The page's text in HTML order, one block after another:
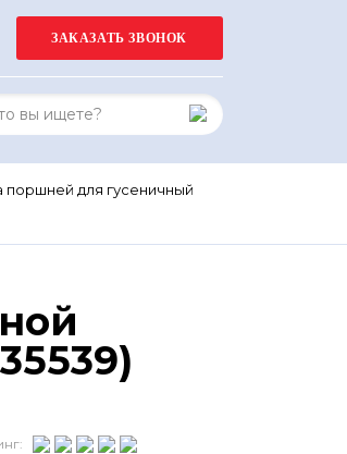
поршней для гусеничный